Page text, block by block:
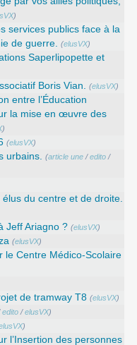
)
services publics face à la
de guerre.
(elusVX)
Saperlipopette et
Boris Vian. (elusVX)
entre l’Éducation
la mise en œuvre des
)
(elusVX)
urbains. (article une /edito /
du centre et de droite.
Jeff Ariagno ? (elusVX)
(elusVX)
le Centre Médico-Scolaire
de tramway T8 (elusVX)
edito /elusVX)
)
l’Insertion des personnes